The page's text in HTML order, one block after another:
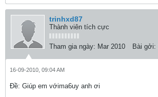
trinhxd87
Thành viên tích cực
Tham gia ngày: Mar 2010 Bài gởi:
16-09-2010, 09:04 AM
Ðề: Giúp em vớima6uy anh ơi